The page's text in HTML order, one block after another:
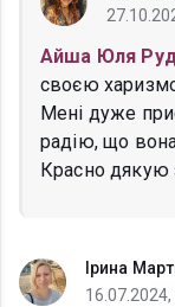
Айша Юля
своєю
Мені дуже
радію, що
Красно дякую
Ірина